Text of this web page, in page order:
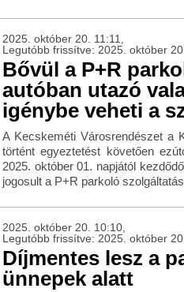
2025. október 20. 11:11,
Legutóbb frissítve: 2025. október
Bővül a P+R
autóban utazó
igénybe veheti a
A Kecskeméti Városrendészet a
történt egyeztetést követően
2025. október 01. napjától
jogosult a P+R parkoló
2025. október 20. 10:10,
Legutóbb frissítve: 2025. október
Díjmentes lesz a
ünnepek alatt